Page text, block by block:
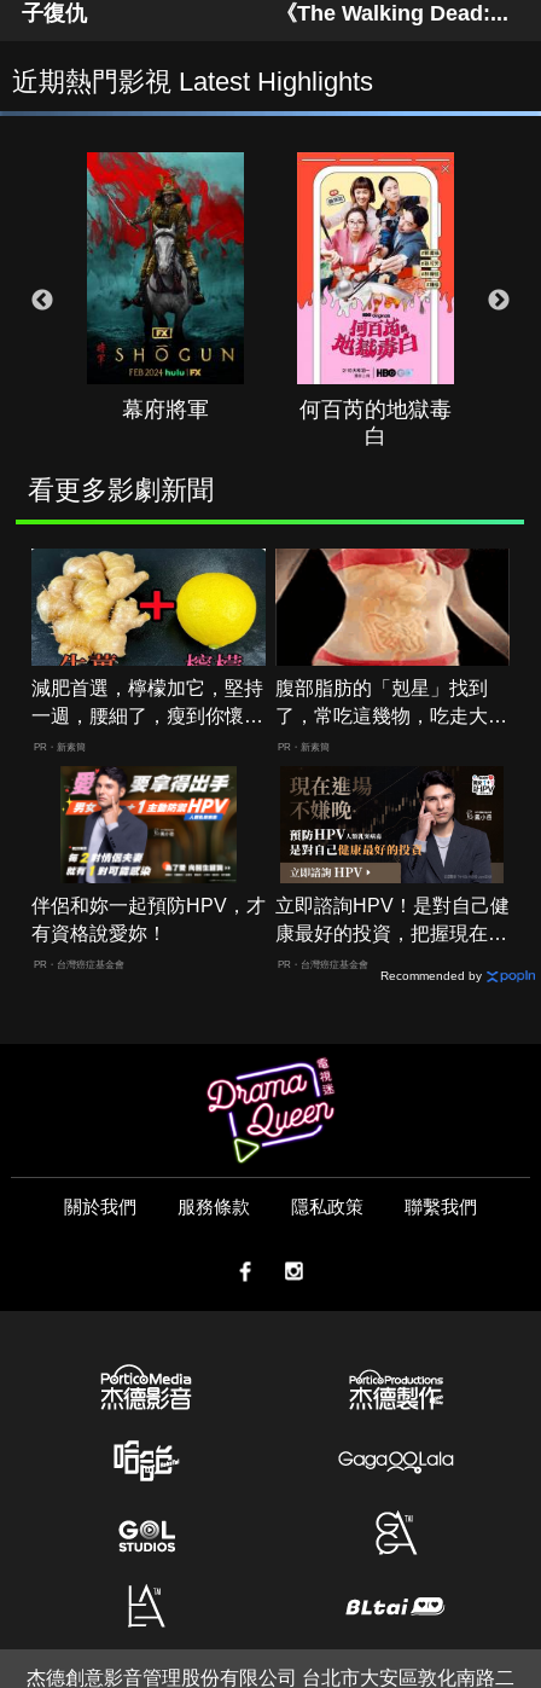
子復仇
《The Walking Dead:...
近期熱門影視 Latest Highlights
幕府將軍
何百芮的地獄毒
白
看更多影劇新聞
減肥首選，檸檬加它，堅持
一週，腰細了，瘦到你懷疑
人生
PR・新素簡
腹部脂肪的「剋星」找到
了，常吃這幾物，吃走大肚
囊，瘦出小蠻腰
PR・新素簡
伴侶和妳一起預防HPV，才
有資格說愛妳！
PR・台灣癌症基金會
立即諮詢HPV！是對自己健
康最好的投資，把握現在不
嫌晚！
PR・台灣癌症基金會
Recommended by
關於我們 服務條款 隱私政策 聯繫我們
杰德創意影音管理股份有限公司 台北市大安區敦化南路二